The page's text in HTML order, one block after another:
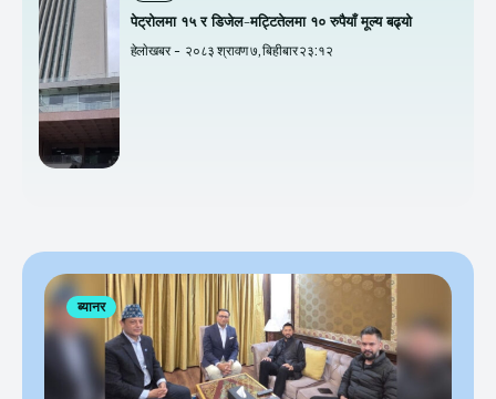
पेट्रोलमा १५ र डिजेल-मट्टितेलमा १० रुपैयाँ मूल्य बढ्यो
हेलाेखबर - २०८३ श्रावण ७, बिहीबार २३:१२
ब्यानर